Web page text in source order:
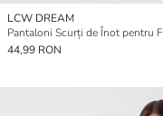
LCW DREAM
44,99 RON